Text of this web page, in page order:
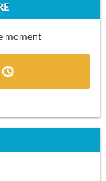
moment